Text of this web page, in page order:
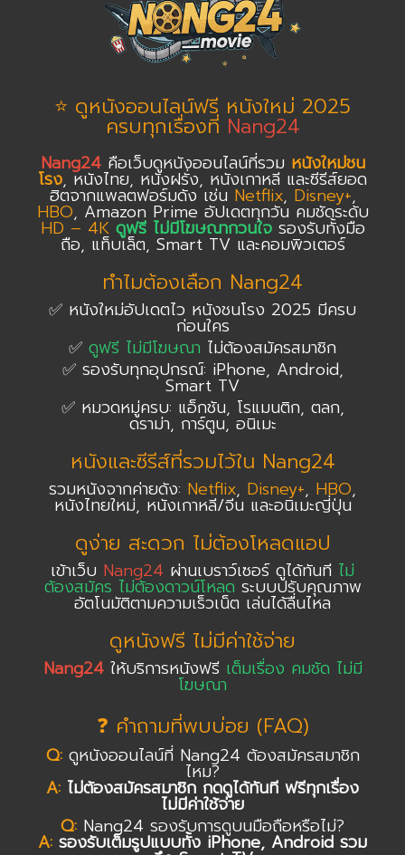
⭐ ดูหนังออนไลน์ฟรี หนังใหม่ 2025
ครบทุกเรื่องที่ Nang24
Nang24คือเว็บดูหนังออนไลน์ที่รวม หนังใหม่ชน
โรง, หนังไทย, หนังฝรั่ง, หนังเกาหลี และซีรีส์ยอด
ฮิตจากแพลตฟอร์มดัง เช่น Netflix, Disney+,
HBO, Amazon Prime อัปเดตทุกวัน คมชัดระดับ
HD – 4K ดูฟรี ไม่มีโฆษณากวนใจรองรับทั้งมือ
ถือ, แท็บเล็ต, Smart TV และคอมพิวเตอร์
ทำไมต้องเลือก Nang24
✅ หนังใหม่อัปเดตไว หนังชนโรง 2025 มีครบ
ก่อนใคร
✅ ดูฟรี ไม่มีโฆษณา ไม่ต้องสมัครสมาชิก
✅ รองรับทุกอุปกรณ์: iPhone, Android,
Smart TV
✅ หมวดหมู่ครบ: แอ็กชัน, โรแมนติก, ตลก,
ดราม่า, การ์ตูน, อนิเมะ
หนังและซีรีส์ที่รวมไว้ใน Nang24
รวมหนังจากค่ายดัง: Netflix, Disney+, HBO,
หนังไทยใหม่, หนังเกาหลี/จีน และอนิเมะญี่ปุ่น
ดูง่าย สะดวก ไม่ต้องโหลดแอป
เข้าเว็บ Nang24 ผ่านเบราว์เซอร์ ดูได้ทันที ไม่
ต้องสมัคร ไม่ต้องดาวน์โหลด ระบบปรับคุณภาพ
อัตโนมัติตามความเร็วเน็ต เล่นได้ลื่นไหล
ดูหนังฟรี ไม่มีค่าใช้จ่าย
Nang24ให้บริการหนังฟรี เต็มเรื่อง คมชัด ไม่มี
โฆษณา
❓ คำถามที่พบบ่อย (FAQ)
Q:ดูหนังออนไลน์ที่ Nang24 ต้องสมัครสมาชิก
ไหม?
A: ไม่ต้องสมัครสมาชิก กดดูได้ทันที ฟรีทุกเรื่อง
ไม่มีค่าใช้จ่าย
Q: Nang24 รองรับการดูบนมือถือหรือไม่?
A: รองรับเต็มรูปแบบทั้ง iPhone, Android รวม